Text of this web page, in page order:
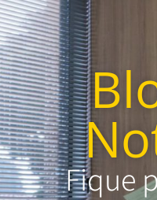
Fique